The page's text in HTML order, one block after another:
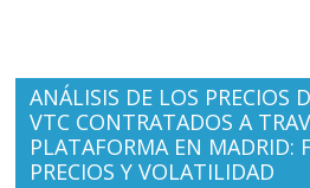
ANÁLISIS DE LOS PRECIOS
VTC CONTRATADOS A
PLATAFORMA EN MADRID:
PRECIOS Y VOLATILIDAD